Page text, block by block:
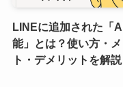
LINEに追加された「
能」とは？使い方・メ
ト・デメリットを解説